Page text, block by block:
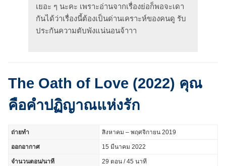
เยอะ ๆ นะคะ เพราะอ่านจากเรื่องย่อก็พอจะเดา
กันได้ว่าเรื่องนี้ต้องเป็น​​ด่านเคราะห์ของคนดู รับ
ประกันความตับพังแน่นอนจ้าาา
The Oath of Love (2022) คุณ
คือคำปฏิญาณแห่งรัก
ถ่ายทำ สิงหาคม – พฤศจิกายน 2019
ออกอากาศ 15 มีนาคม 2022
จำนวนตอน/นาที 29 ตอน / 45 นาที